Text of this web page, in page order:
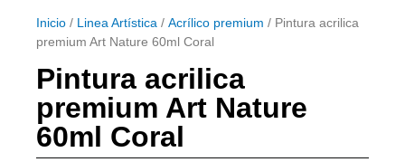
Inicio / Linea Artística / Acrílico premium / Pintura acrilica
premium Art Nature 60ml Coral
Pintura acrilica
premium Art Nature
60ml Coral